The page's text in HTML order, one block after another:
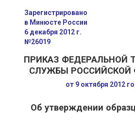
Зарегистрировано
в Минюсте России
6 декабря 2012 г.
№26019
ПРИКАЗ ФЕДЕРАЛЬНОЙ
СЛУЖБЫ РОССИЙСКОЙ
от 9 октября 2012
Об утверждении